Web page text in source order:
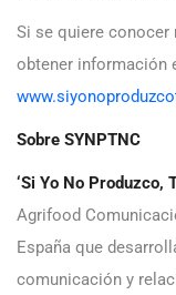
Si se quiere
obtener información
Sobre SYNPTNC
‘Si Yo No Produzco,
Agrifood
España que
comunicación y